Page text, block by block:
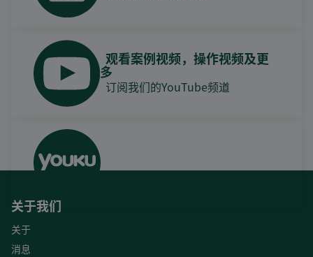
观看案例视频，操作视频及更
多
订阅我们的YouTube频道
关于我们
关于
消息